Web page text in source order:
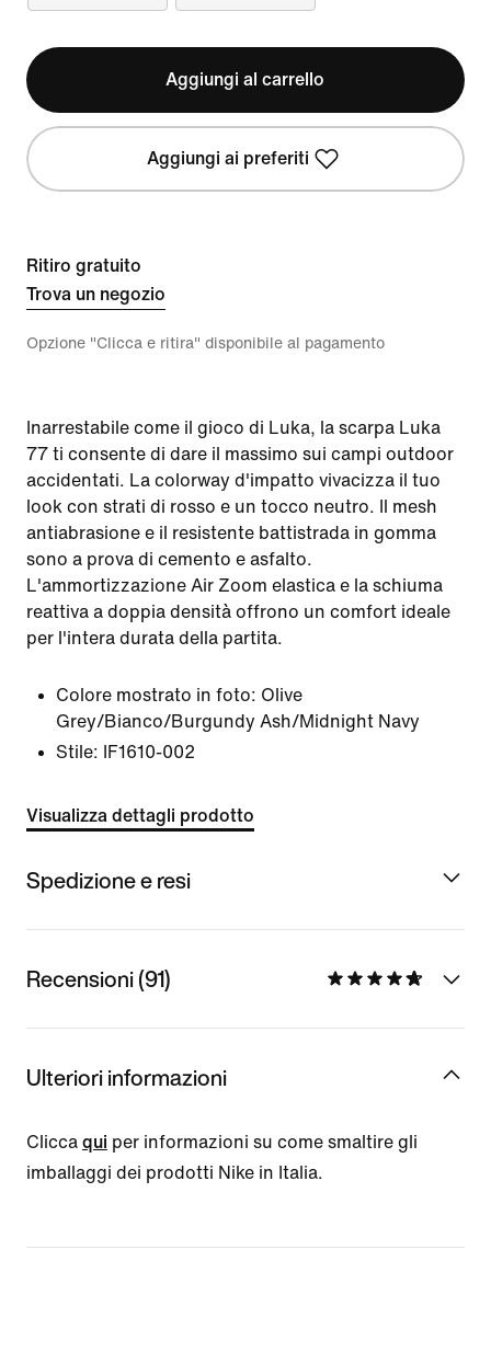
Aggiungi al carrello
Aggiungi ai preferiti
Ritiro gratuito
Trova un negozio
Opzione "Clicca e ritira" disponibile al pagamento
Inarrestabile come il gioco di Luka, la scarpa Luka
77 ti consente di dare il massimo sui campi outdoor
accidentati. La colorway d'impatto vivacizza il tuo
look con strati di rosso e un tocco neutro. Il mesh
antiabrasione e il resistente battistrada in gomma
sono a prova di cemento e asfalto.
L'ammortizzazione Air Zoom elastica e la schiuma
reattiva a doppia densità offrono un comfort ideale
per l'intera durata della partita.
Colore mostrato in foto: Olive
Grey/Bianco/Burgundy Ash/Midnight Navy
Stile:
IF1610-002
Visualizza dettagli prodotto
Spedizione e resi
Recensioni (91)
Ulteriori informazioni
Clicca qui per informazioni su come smaltire gli
imballaggi dei prodotti Nike in Italia.